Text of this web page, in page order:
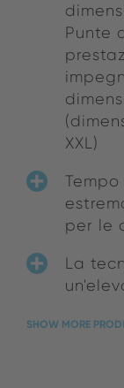
Punte
XXL)
per le
La
SHOW MORE